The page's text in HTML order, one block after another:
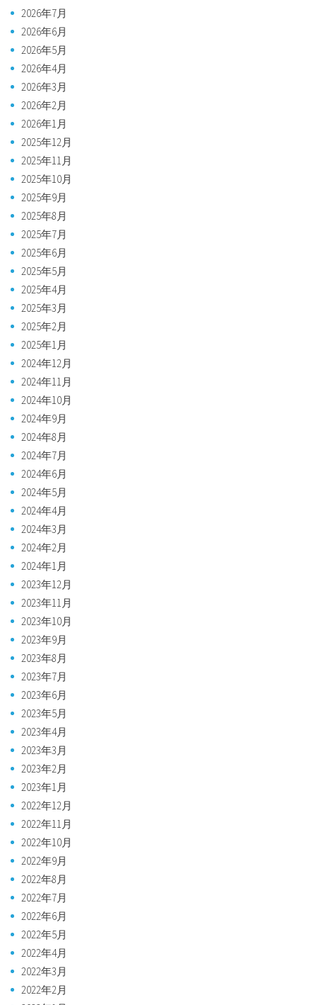
2026年7月
2026年6月
2026年5月
2026年4月
2026年3月
2026年2月
2026年1月
2025年12月
2025年11月
2025年10月
2025年9月
2025年8月
2025年7月
2025年6月
2025年5月
2025年4月
2025年3月
2025年2月
2025年1月
2024年12月
2024年11月
2024年10月
2024年9月
2024年8月
2024年7月
2024年6月
2024年5月
2024年4月
2024年3月
2024年2月
2024年1月
2023年12月
2023年11月
2023年10月
2023年9月
2023年8月
2023年7月
2023年6月
2023年5月
2023年4月
2023年3月
2023年2月
2023年1月
2022年12月
2022年11月
2022年10月
2022年9月
2022年8月
2022年7月
2022年6月
2022年5月
2022年4月
2022年3月
2022年2月